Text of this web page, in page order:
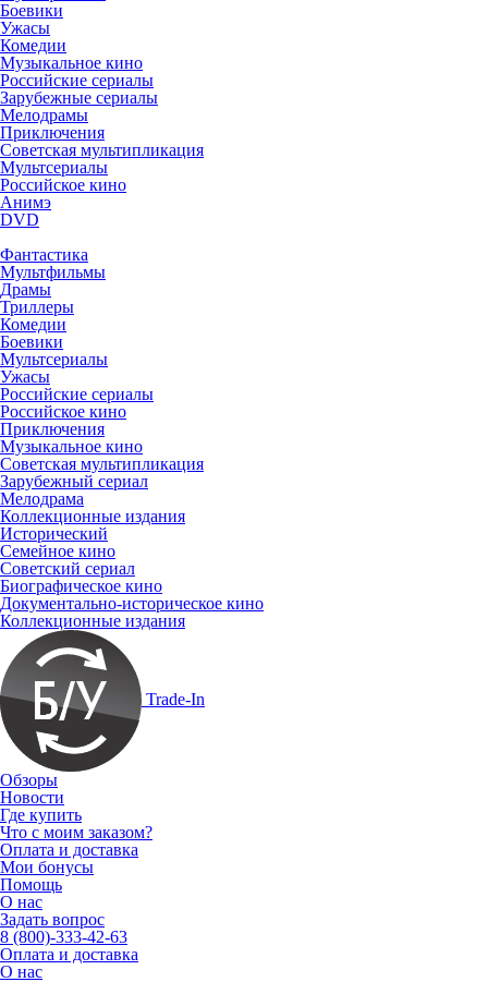
Боевики
Ужасы
Комедии
Музыкальное кино
Российские сериалы
Зарубежные сериалы
Мелодрамы
Приключения
Советская мультипликация
Мультсериалы
Российское кино
Анимэ
DVD
Фантастика
Мультфильмы
Драмы
Триллеры
Комедии
Боевики
Мультсериалы
Ужасы
Российские сериалы
Российское кино
Приключения
Музыкальное кино
Советская мультипликация
Зарубежный сериал
Мелодрама
Коллекционные издания
Исторический
Семейное кино
Советский сериал
Биографическое кино
Документально-историческое кино
Коллекционные издания
Trade-In
Обзоры
Новости
Где купить
Что с моим заказом?
Оплата и доставка
Мои бонусы
Помощь
О нас
Задать вопрос
8 (800)-333-42-63
Оплата и доставка
О нас